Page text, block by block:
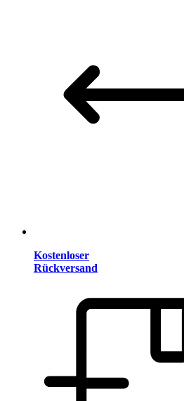
Kostenloser
Rückversand